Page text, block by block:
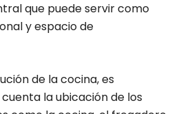
que puede servir como
y espacio de
de la cocina, es
la ubicación de los